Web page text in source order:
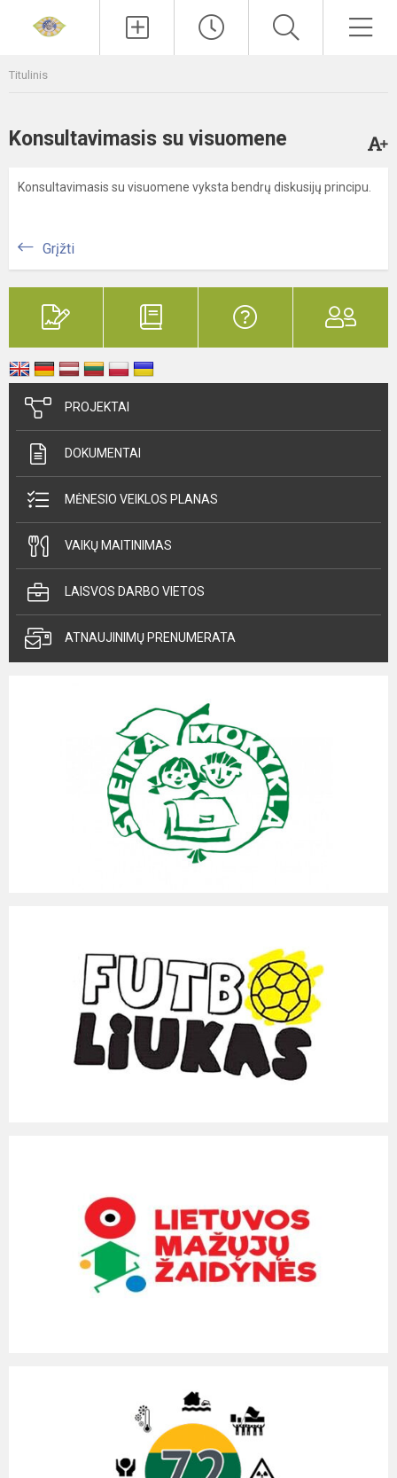
Titulinis
Konsultavimasis su visuomene
Konsultavimasis su visuomene vyksta bendrų diskusijų principu.
Grįžti
PROJEKTAI
DOKUMENTAI
MĖNESIO VEIKLOS PLANAS
VAIKŲ MAITINIMAS
LAISVOS DARBO VIETOS
ATNAUJINIMŲ PRENUMERATA